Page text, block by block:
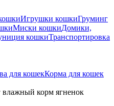
Игрушки кошкиГруминг
Миски кошкиДомики,
кошкиТранспортировка
для кошекКорма для кошек
влажный корм ягненок